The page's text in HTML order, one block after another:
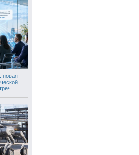
новая